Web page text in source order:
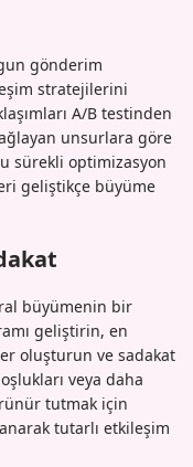
gönderim
stratejilerini
A/B testinden
unsurlara göre
sürekli optimizasyon
geliştikçe büyüme
büyümenin bir
geliştirin, en
oluşturun ve sadakat
veya daha
tutmak için
tutarlı etkileşim